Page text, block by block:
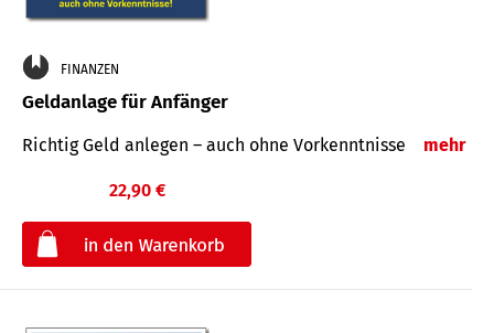
FINANZEN
Geldanlage für Anfänger
Richtig Geld anlegen – auch ohne Vorkenntnisse mehr
22,90 €